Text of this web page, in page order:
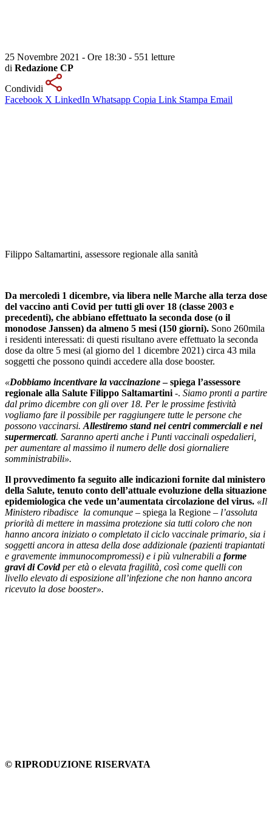
25 Novembre 2021 - Ore 18:30 - 551 letture
di Redazione CP
Condividi
Facebook X LinkedIn Whatsapp Copia Link Stampa Email
Filippo Saltamartini, assessore regionale alla sanità
Da mercoledì 1 dicembre, via libera nelle Marche alla terza dose
del vaccino anti Covid per tutti gli over 18 (classe 2003 e
precedenti), che abbiano effettuato la seconda dose (o il
monodose Janssen) da almeno 5 mesi (150 giorni). Sono 260mila
i residenti interessati: di questi risultano avere effettuato la seconda
dose da oltre 5 mesi (al giorno del 1 dicembre 2021) circa 43 mila
soggetti che possono quindi accedere alla dose booster.
«Dobbiamo incentivare la vaccinazione– spiega l’assessore
regionale alla Salute Filippo Saltamartini -. Siamo pronti a partire
dal primo dicembre con gli over 18. Per le prossime festività
vogliamo fare il possibile per raggiungere tutte le persone che
possono vaccinarsi. Allestiremo stand nei centri commerciali e nei
supermercati. Saranno aperti anche i Punti vaccinali ospedalieri,
per aumentare al massimo il numero delle dosi giornaliere
somministrabili».
Il provvedimento fa seguito alle indicazioni fornite dal ministero
della Salute, tenuto conto dell’attuale evoluzione della situazione
epidemiologica che vede un’aumentata circolazione del virus. «Il
Ministero ribadisce la comunque – spiega la Regione – l’assoluta
priorità di mettere in massima protezione sia tutti coloro che non
hanno ancora iniziato o completato il ciclo vaccinale primario, sia i
soggetti ancora in attesa della dose addizionale (pazienti trapiantati
e gravemente immunocompromessi) e i più vulnerabili a forme
gravi di Covidper età o elevata fragilità, così come quelli con
livello elevato di esposizione all’infezione che non hanno ancora
ricevuto la dose booster».
© RIPRODUZIONE RISERVATA